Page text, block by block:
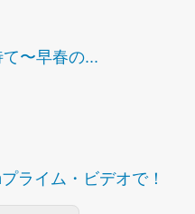
〜早春の...
ライム・ビデオで！